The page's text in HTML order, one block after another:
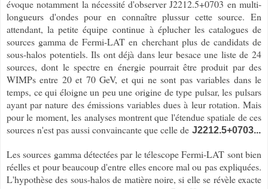
évoque notamment la nécessité d'observer J2212.5+0703 en multi-
longueurs d'ondes pour en connaître plussur cette source. En
attendant, la petite équipe continue à éplucher les catalogues de
sources gamma de Fermi-LAT en cherchant plus de candidats de
sous-halos potentiels. Ils ont déjà dans leur besace une liste de 24
sources, dont le spectre en énergie pourrait être produit par des
WIMPs entre 20 et 70 GeV, et qui ne sont pas variables dans le
temps, ce qui éloigne un peu une origine de type pulsar, les pulsars
ayant par nature des émissions variables dues à leur rotation. Mais
pour le moment, les analyses montrent que l'étendue spatiale de ces
sources n'est pas aussi convaincante que celle de J2212.5+0703...
Les sources gamma détectées par le télescope Fermi-LAT sont bien
réelles et pour beaucoup d'entre elles encore mal ou pas expliquées.
L'hypothèse des sous-halos de matière noire, si elle se révèle exacte